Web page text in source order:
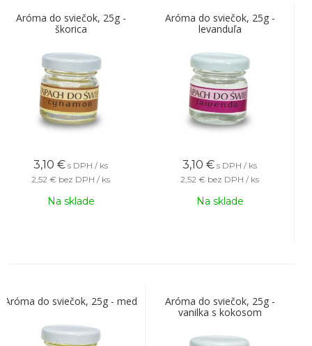
Aróma do sviečok, 25g -
škorica
3,10 € s DPH / ks
2,52 € bez DPH / ks
Na sklade
Aróma do sviečok, 25g -
levanduľa
3,10 € s DPH / ks
2,52 € bez DPH / ks
Na sklade
Aróma do sviečok, 25g - med
Aróma do sviečok, 25g -
vanilka s kokosom